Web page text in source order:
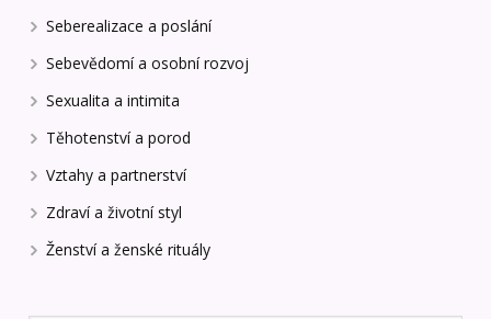
Seberealizace a poslání
Sebevědomí a osobní rozvoj
Sexualita a intimita
Těhotenství a porod
Vztahy a partnerství
Zdraví a životní styl
Ženství a ženské rituály